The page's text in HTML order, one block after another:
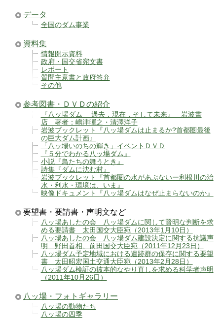
データ
全国のダム事業
資料集
情報開示資料
政府・国交省宛文書
レポート
質問主意書と政府答弁
その他
参考図書・ＤＶＤの紹介
『八ッ場ダム 過去，現在，そして未来』 岩波書
店 著者：嶋津暉之・清澤洋子
岩波ブックレット『八ッ場ダムは止まるか?首都圏最後
の巨大ダム計画』
「八ッ場いのちの輝き」イベントＤＶＤ
『５分でわかる八ッ場ダム』
小説『鳥たちの舞うとき』
詩集『ダムに沈む村』
岩波ブックレット『首都圏の水があぶないー利根川の治
水・利水・環境は、いま』
映像ドキュメント『八ッ場ダムはなぜ止まらないのか』
要望書・要請書・声明文など
八ッ場あしたの会 八ッ場ダムに関して賢明な判断を求
める要請書 太田国交大臣宛（2013年1月10日）
八ッ場あしたの会 八ッ場ダム建設決定に関する抗議声
明 野田首相、前田国交大臣宛（2011年12月23日）
八ッ場ダム予定地域における遺跡群の保存に関する要望
書 太田昭宏国土交通大臣宛（2013年2月28日）
八ッ場ダム検証の抜本的なやり直しを求める科学者声明
（2011年10月26日）
八ッ場・フォトギャラリー
八ッ場の動物たち
八ッ場の四季